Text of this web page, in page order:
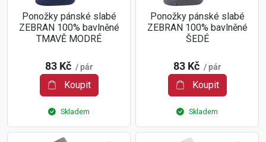
Ponožky pánské slabé
ZEBRAN 100% bavlněné
TMAVĚ MODRÉ
83 Kč / pár
Koupit
Skladem
Ponožky pánské slabé
ZEBRAN 100% bavlněné
ŠEDÉ
83 Kč / pár
Koupit
Skladem